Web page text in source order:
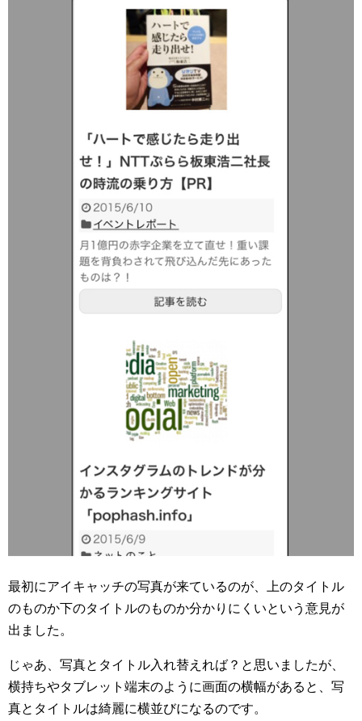
最初にアイキャッチの写真が来ているのが、上のタイトル
のものか下のタイトルのものか分かりにくいという意見が
出ました。
じゃあ、写真とタイトル入れ替えれば？と思いましたが、
横持ちやタブレット端末のように画面の横幅があると、写
真とタイトルは綺麗に横並びになるのです。